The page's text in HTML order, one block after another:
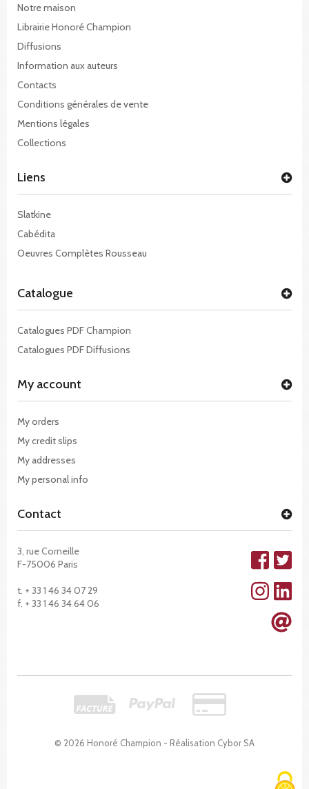
Notre maison
Librairie Honoré Champion
Diffusions
Information aux auteurs
Contacts
Conditions générales de vente
Mentions légales
Collections
© 2026 Honoré Champion - Réalisation Cybor SA
Liens
Slatkine
Cabédita
Oeuvres Complètes Rousseau
Catalogue
Catalogues PDF Champion
Catalogues PDF Diffusions
My account
My orders
My credit slips
My addresses
My personal info
Contact
3, rue Corneille
F-75006 Paris
t. + 33 1 46 34 07 29
f. + 33 1 46 34 64 06